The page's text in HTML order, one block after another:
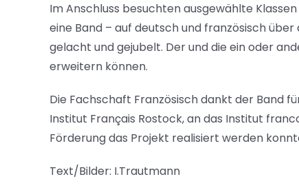
Im Anschluss besuchten ausgewählte
eine Band – auf deutsch und französisch
gelacht und gejubelt. Der und die ein oder
erweitern können.
Die Fachschaft Französisch dankt der Band
Institut Français Rostock, an das Institut
Förderung das Projekt realisiert werden
Text/Bilder: I.Trautmann